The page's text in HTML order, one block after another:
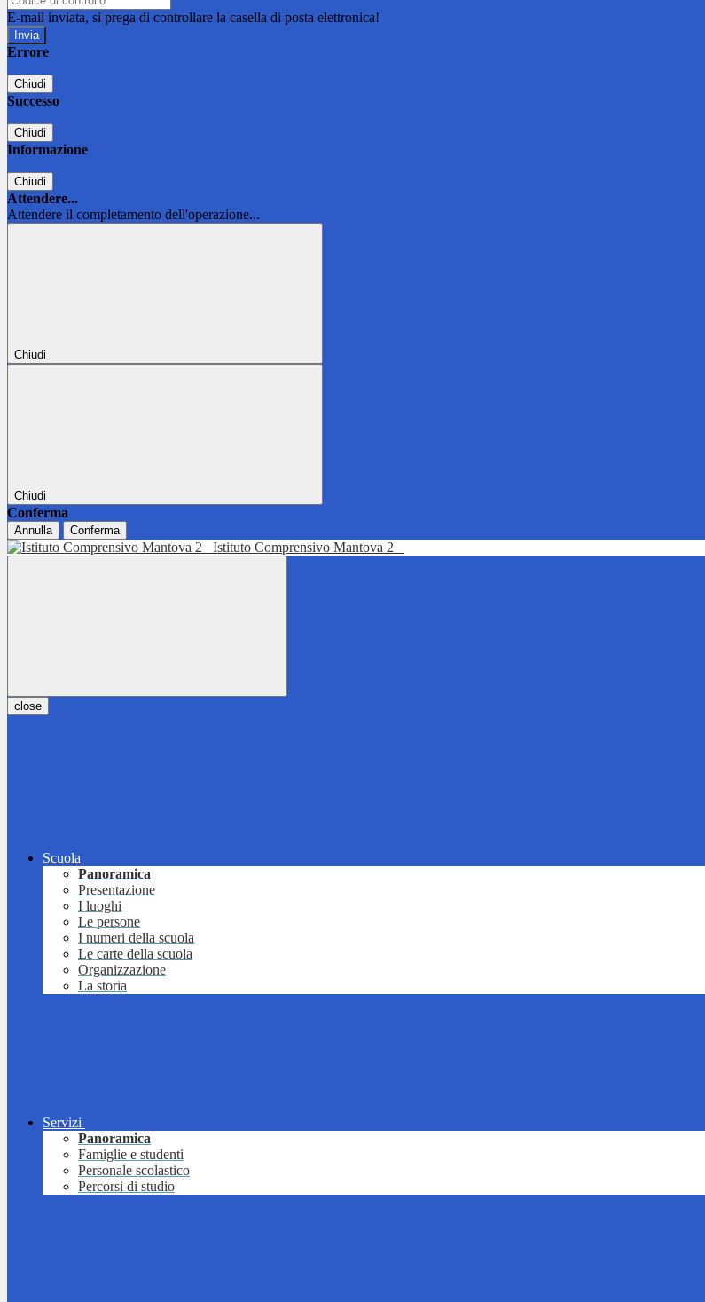
E-mail inviata, si prega di controllare la casella di posta elettronica!
Errore
Chiudi
Successo
Chiudi
Informazione
Chiudi
Attendere...
Attendere il completamento dell'operazione...
Chiudi
Chiudi
Conferma
Annulla Conferma
Istituto Comprensivo Mantova 2
close
Scuola
Panoramica
Presentazione
I luoghi
Le persone
I numeri della scuola
Le carte della scuola
Organizzazione
La storia
Servizi
Panoramica
Famiglie e studenti
Personale scolastico
Percorsi di studio